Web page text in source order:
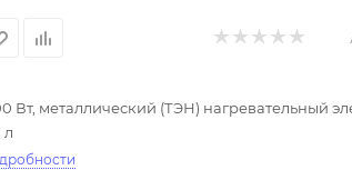
Вт, металлический (ТЭН) нагревательный
л